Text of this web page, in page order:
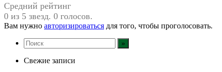
Средний рейтинг
0 из 5 звезд. 0 голосов.
Вам нужно авторизироваться для того, чтобы проголосовать.
Свежие записи